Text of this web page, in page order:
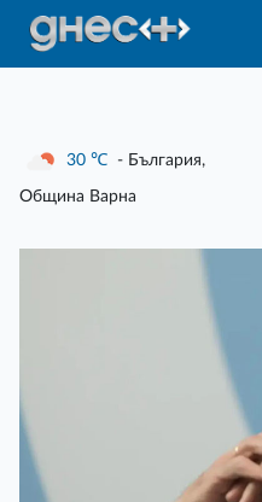
30 ℃ - България,
Община Варна